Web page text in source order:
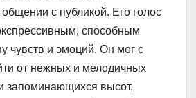
с публикой. Его голос
способным
чувств и эмоций. Он мог с
от нежных и мелодичных
запоминающихся высот,